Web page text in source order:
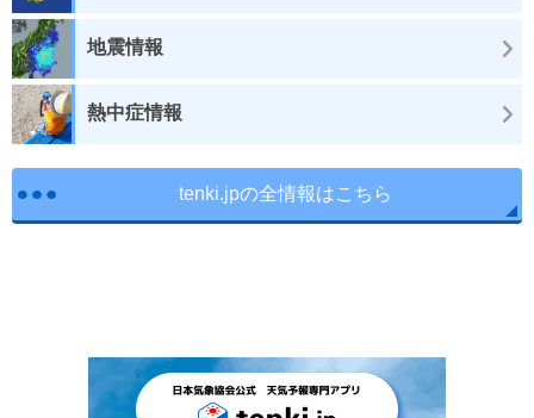
地震情報
熱中症情報
tenki.jpの全情報はこちら